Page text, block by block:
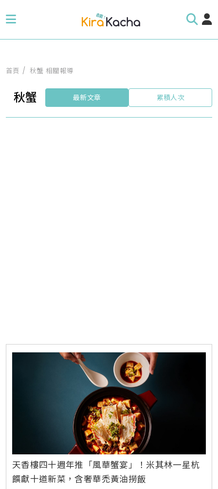
首頁 秋蟹 相關報導
秋蟹 最新文章 累積人次
天香樓四十週年推「風華蟹宴」！米其林一星杭
饌獻十道新菜，含奢華禿黃油撈飯